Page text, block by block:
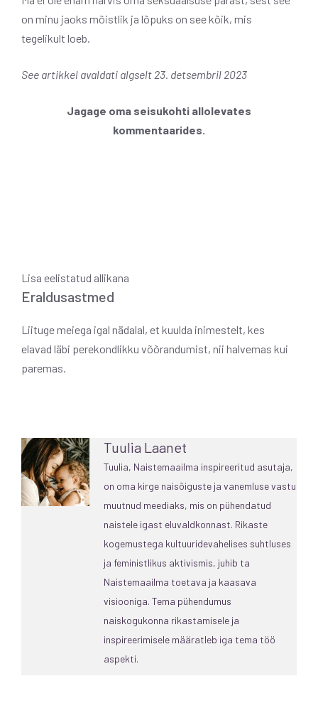
on minu jaoks mõistlik ja lõpuks on see kõik, mis
tegelikult loeb.
See artikkel avaldati algselt 23. detsembril 2023
Jagage oma seisukohti allolevates
kommentaarides.
Lisa eelistatud allikana
Eraldusastmed
Liituge meiega igal nädalal, et kuulda inimestelt, kes
elavad läbi perekondlikku võõrandumist, nii halvemas kui
paremas.
Tuulia Laanet
Tuulia, Naistemaailma inspireeritud asutaja,
on oma kirge naisõiguste ja vanemluse vastu
muutnud meediaks, mis on pühendatud
naistele igast eluvaldkonnast. Rikaste
kogemustega kultuuridevahelises suhtluses
ja feministlikus aktivismis, juhib ta
Naistemaailma toetava ja kaasava
visiooniga. Tema pühendumus
naiskogukonna rikastamisele ja
inspireerimisele määratleb iga tema töö
aspekti.